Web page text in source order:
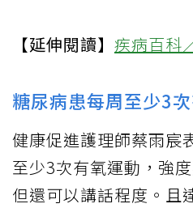
【延伸閱讀】 疾病百科
糖尿病患每周至少3
健康促進護理師蔡雨宸
至少3次有氧運動，強
但還可以講話程度。且